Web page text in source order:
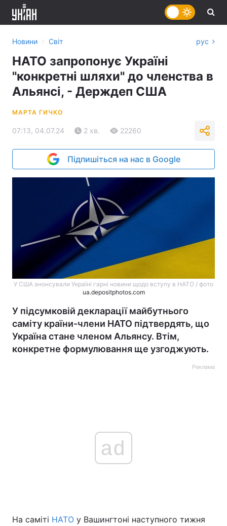
Україна Політика
Новини › Світ рус
НАТО запропонує Україні
"конкретні шляхи" до членства в
Альянсі, - Держдеп США
МАРТА ГИЧКО
07:13, 04.07.24 2 хв. 22260
Підпишіться на нас в Google
У США анонсували Україні гарні новини щодо вступу в НАТО / фото
ua.depositphotos.com
У підсумковій декларації майбутнього
саміту країни-члени НАТО підтвердять, що
Україна стане членом Альянсу. Втім,
конкретне формулювання ще узгоджують.
Реклама
ad
На саміті НАТО у Вашингтоні наступного тижня